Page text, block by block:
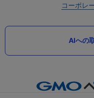
コーポレ
AIへの